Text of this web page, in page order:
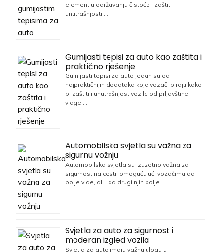
element u održavanju čistoće i zaštiti
unutrašnjosti …
Gumijasti tepisi za auto kao zaštita i
praktično rješenje
Gumijasti tepisi za auto jedan su od
najpraktičnijih dodataka koje vozači biraju kako
bi zaštitili unutrašnjost vozila od prljavštine,
vlage …
Automobilska svjetla su važna za
sigurnu vožnju
Automobilska svjetla su izuzetno važna za
sigurnost na cesti, omogućujući vozačima da
bolje vide, ali i da drugi njih bolje …
Svjetla za auto za sigurnost i
moderan izgled vozila
Svjetla za auto imaju važnu ulogu u